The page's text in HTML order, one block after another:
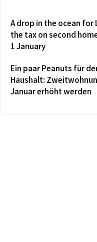
A drop in the ocean for
the tax on second
1 January
Ein paar Peanuts für
Haushalt:
Januar erhöht werden